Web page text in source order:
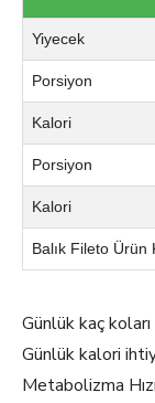
Yiyecek
Porsiyon
Kalori
Porsiyon
Kalori
Balık Fileto Ürün
Günlük kaç
Günlük kalori
Metabolizma